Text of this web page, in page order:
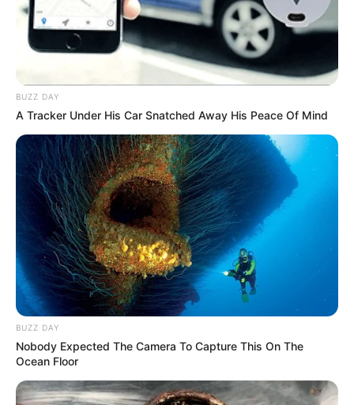
BUZZ DAY
A Tracker Under His Car Snatched Away His Peace Of Mind
BUZZ DAY
Nobody Expected The Camera To Capture This On The
Ocean Floor